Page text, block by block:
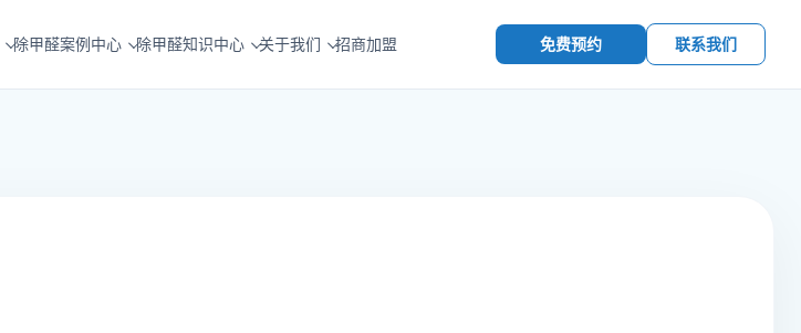
除甲醛案例中心 除甲醛知识中心 关于我们 招商加盟 免费预约 联系我们